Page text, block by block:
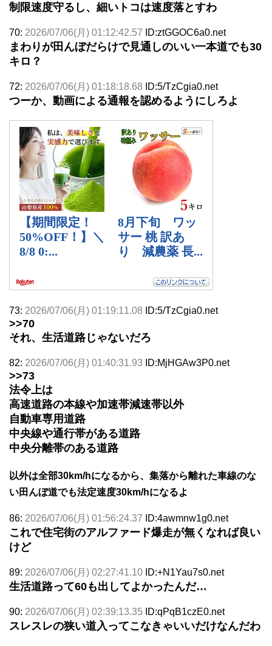
制限速度守るし、細いトコは速度落とすわ
70: 2026/07/06(月) 01:12:42.57 ID:ztGGOC6a0.net
まわりが田んぼだらけで見通しのいい一本道でも30
キロ？
72: 2026/07/06(月) 01:18:18.68 ID:5/TzCgia0.net
つーか、動画による通報を認めるようにしろよ
73: 2026/07/06(月) 01:19:11.08 ID:5/TzCgia0.net
>>70
それ、生活道路じゃないだろ
82: 2026/07/06(月) 01:40:31.93 ID:MjHGAw3P0.net
>>73
法令上は
高速道路の本線や加速帯減速帯以外
自動車専用道路
中央線や通行帯がある道路
中央分離帯のある道路
以外は全部30km/hになるから、集落から離れた車線のな
い田んぼ道でも法定速度30km/hになるよ
86: 2026/07/06(月) 01:56:24.37 ID:4awmnw1g0.net
これで住宅街のアルファード爆走が無くなれば良い
けど
89: 2026/07/06(月) 02:27:41.10 ID:+N1Yau7s0.net
生活道路って60も出してよかったんだ…
90: 2026/07/06(月) 02:39:13.35 ID:qPqB1czE0.net
スレスレの狭い道入ってこなきゃいいだけなんだわ